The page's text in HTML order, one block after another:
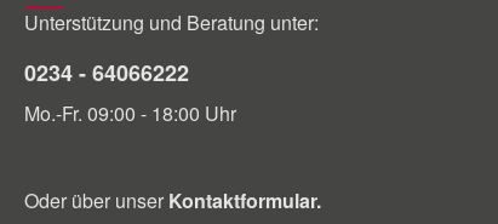
Unterstützung und Beratung unter:
0234 - 64066222
Mo.-Fr. 09:00 - 18:00 Uhr
Oder über unser Kontaktformular.